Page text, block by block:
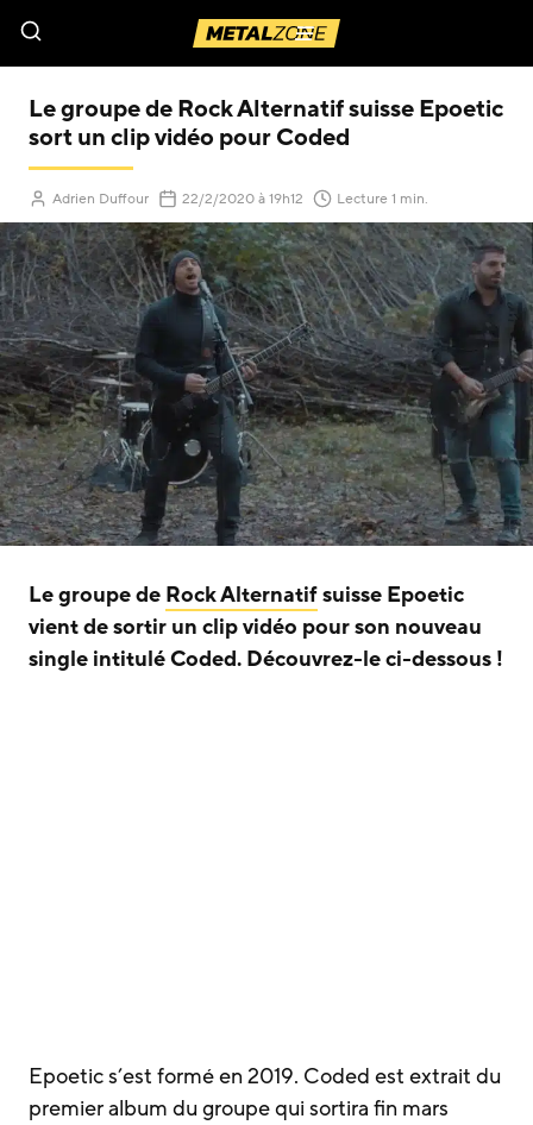
Menu
Le groupe de Rock Alternatif suisse Epoetic
sort un clip vidéo pour Coded
Adrien Duffour 22/2/2020(Mis à jour le )
à 19h12 Lecture 1 min.
Le groupe de Rock Alternatifsuisse Epoetic
vient de sortir un clip vidéo pour son nouveau
single intitulé Coded. Découvrez-le ci-dessous !
Epoetic s’est formé en 2019. Coded est extrait du
premier album du groupe qui sortira fin mars